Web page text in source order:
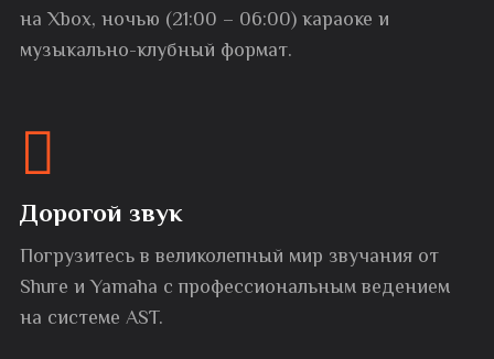
на Xbox, ночью (21:00 – 06:00) караоке и
музыкально-клубный формат.
Дорогой звук
Погрузитесь в великолепный мир звучания от
Shure и Yamaha с профессиональным ведением
на системе AST.